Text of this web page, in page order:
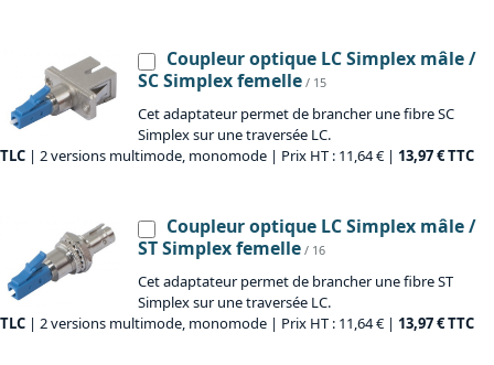
Coupleur optique LC Simplex mâle /
SC Simplex femelle / 15
Cet adaptateur permet de brancher une fibre SC
Simplex sur une traversée LC.
TLC | 2 versions multimode, monomode | Prix HT : 11,64 € | 13,97 € TTC
Coupleur optique LC Simplex mâle /
ST Simplex femelle / 16
Cet adaptateur permet de brancher une fibre ST
Simplex sur une traversée LC.
TLC | 2 versions multimode, monomode | Prix HT : 11,64 € | 13,97 € TTC